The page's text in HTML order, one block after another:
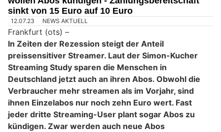
sinkt von 15 Euro auf 10 Euro
12.07.23 NEWS AKTUELL
Frankfurt (ots) –
In Zeiten der Rezession steigt der Anteil
preissensitiver Streamer. Laut der Simon-Kucher
Streaming Study sparen die Menschen in
Deutschland jetzt auch an ihren Abos. Obwohl die
Verbraucher mehr streamen als im Vorjahr, sind
ihnen Einzelabos nur noch zehn Euro wert. Fast
jeder dritte Streaming-User plant sogar Abos zu
kündigen. Zwar werden auch neue Abos